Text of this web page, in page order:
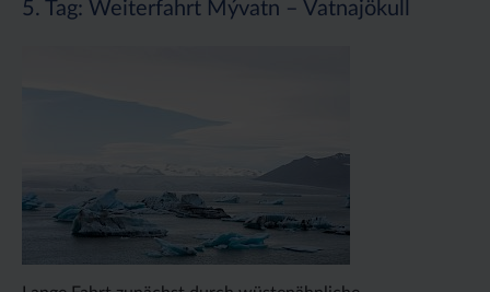
5. Tag: Weiterfahrt Mývatn – Vatnajökull